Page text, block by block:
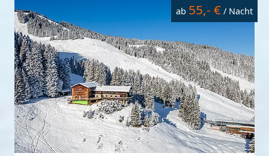
ab 55,- € / Nacht